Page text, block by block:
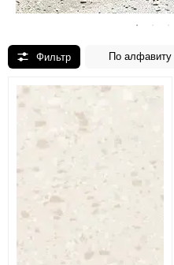
По алфавиту